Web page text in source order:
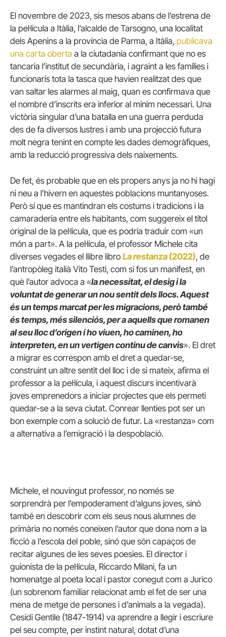
El novembre de 2023, sis mesos abans de l’estrena de
la pel·lícula a Itàlia, l’alcalde de Tarsogno, una localitat
dels Apenins a la província de Parma, a Itàlia, publicava
una carta oberta a la ciutadania confirmant que no es
tancaria l’institut de secundària, i agraint a les famílies i
funcionaris tota la tasca que havien realitzat des que
van saltar les alarmes al maig, quan es confirmava que
el nombre d’inscrits era inferior al mínim necessari. Una
victòria singular d’una batalla en una guerra perduda
des de fa diversos lustres i amb una projecció futura
molt negra tenint en compte les dades demogràfiques,
amb la reducció progressiva dels naixements.
De fet, és probable que en els propers anys ja no hi hagi
ni neu a l’hivern en aquestes poblacions muntanyoses.
Però sí que es mantindran els costums i tradicions i la
camaraderia entre els habitants, com suggereix el títol
original de la pel·lícula, que es podria traduir com «un
món a part». A la pel·lícula, el professor Michele cita
diverses vegades el llibre libro La restanza (2022), de
l’antropòleg italià Vito Testi, com si fos un manifest, en
què l’autor advoca a «la necessitat, el desig i la
voluntat de generar un nou sentit dels llocs. Aquest
és un temps marcat per les migracions, però també
és temps, més silenciós, per a aquells que romanen
al seu lloc d’origen i ho viuen, ho caminen, ho
interpreten, en un vertigen continu de canvis». El dret
a migrar es correspon amb el dret a quedar-se,
construint un altre sentit del lloc i de si mateix, afirma el
professor a la pel·lícula, i aquest discurs incentivarà
joves emprenedors a iniciar projectes que els permeti
quedar-se a la seva ciutat. Conrear llenties pot ser un
bon exemple com a solució de futur. La «restanza» com
a alternativa a l’emigració i la despoblació.
Michele, el nouvingut professor, no només se
sorprendrà per l’empoderament d’alguns joves, sinó
també en descobrir com els seus nous alumnes de
primària no només coneixen l’autor que dona nom a la
ficció a l’escola del poble, sinó que són capaços de
recitar algunes de les seves poesies. El director i
guionista de la pel·lícula, Riccardo Milani, fa un
homenatge al poeta local i pastor conegut com a Jurico
(un sobrenom familiar relacionat amb el fet de ser una
mena de metge de persones i d’animals a la vegada).
Cesidi Gentile (1847-1914) va aprendre a llegir i escriure
pel seu compte, per instint natural, dotat d’una